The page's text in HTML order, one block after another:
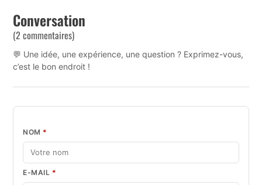
Conversation
(2 commentaires)
💬 Une idée, une expérience, une question ? Exprimez-vous,
c’est le bon endroit !
NOM *
E-MAIL *